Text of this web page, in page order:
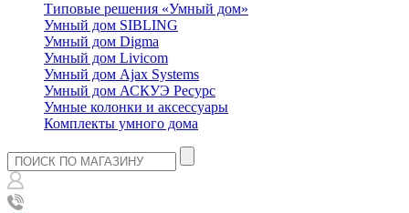
Типовые решения «Умный дом»
Умный дом SIBLING
Умный дом Digma
Умный дом Livicom
Умный дом Ajax Systems
Умный дом АСКУЭ Ресурс
Умные колонки и аксессуары
Комплекты умного дома